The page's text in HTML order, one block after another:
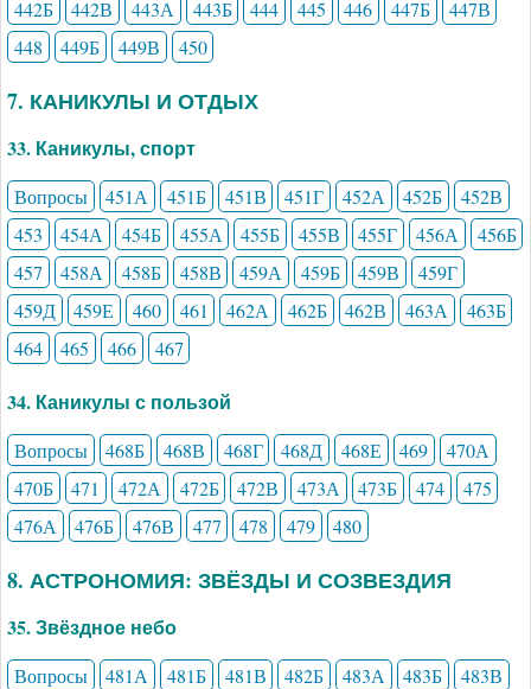
442Б 442В 443А 443Б 444 445 446 447Б
447В
448
449Б 449В 450
7. КАНИКУЛЫ И ОТДЫХ
33. Каникулы, спорт
Вопросы 451А 451Б 451В 451Г 452А 452Б
452В
453
454А 454Б 455А 455Б 455В 455Г 456А
456Б
457
458А 458Б 458В 459А 459Б 459В
459Г
459Д
459Е 460 461 462А 462Б 462В 463А
463Б
464
465 466 467
34. Каникулы с пользой
Вопросы 468Б 468В 468Г 468Д 468Е 469
470А
470Б
471 472А 472Б 472В 473А 473Б 474
475
476А
476Б 476В 477 478 479 480
8. АСТРОНОМИЯ: ЗВЁЗДЫ И СОЗВЕЗДИЯ
35. Звёздное небо
Вопросы 481А 481Б 481В 482Б 483А 483Б
483В